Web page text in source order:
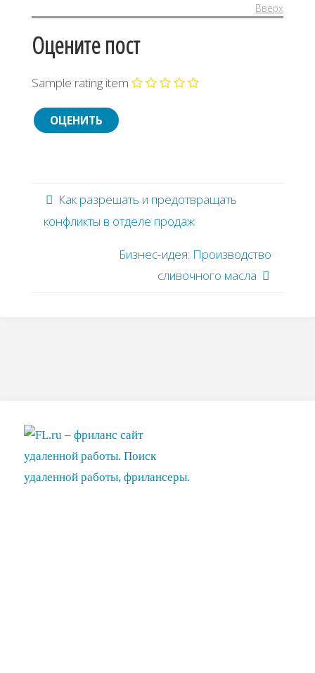
Вверх
Оцените пост
Sample rating item
Как разрешать и предотвращать
конфликты в отделе продаж
Бизнес-идея: Производство
сливочного масла